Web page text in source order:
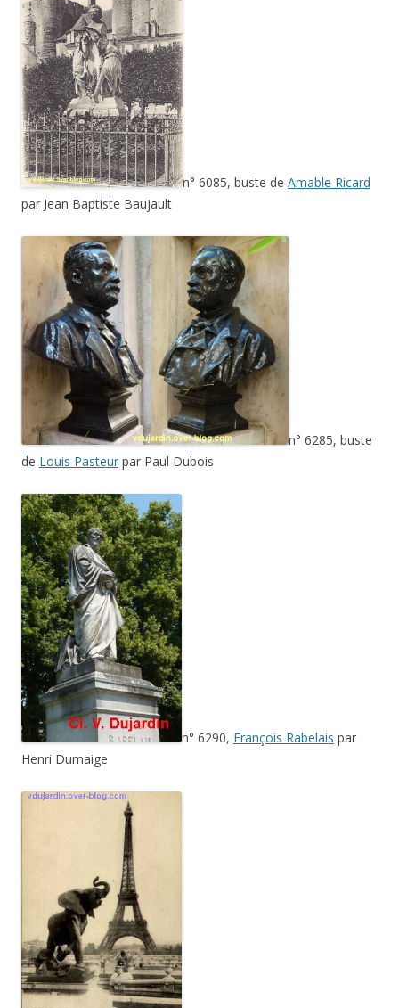
n° 6085, buste de Amable Ricard
par Jean Baptiste Baujault
n° 6285, buste
de Louis Pasteur par Paul Dubois
n° 6290, François Rabelais par
Henri Dumaige